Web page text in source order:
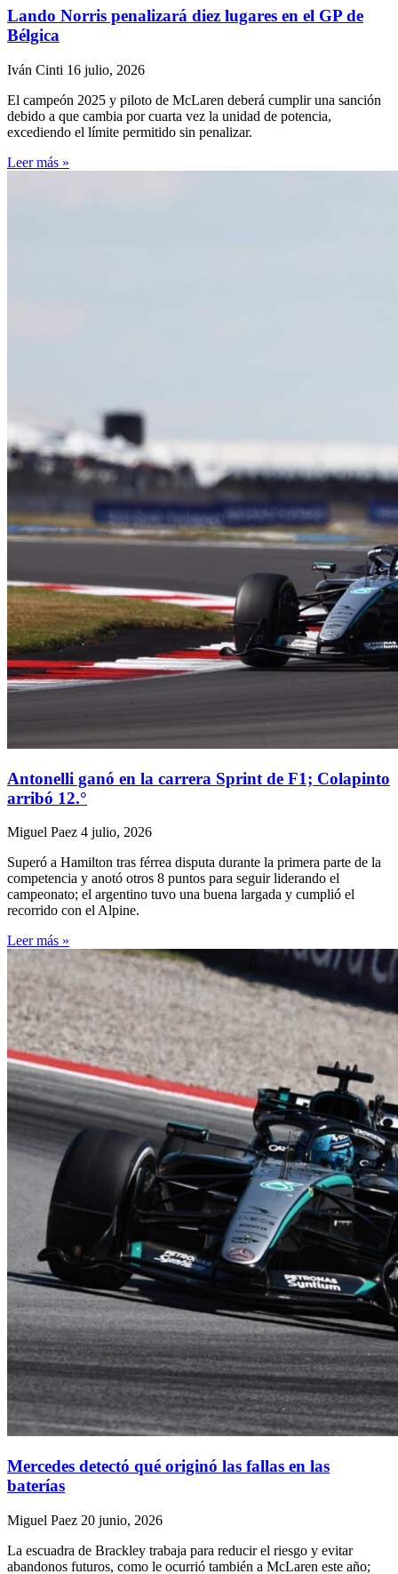
Lando Norris penalizará diez lugares en el GP de
Bélgica
Iván Cinti 16 julio, 2026
El campeón 2025 y piloto de McLaren deberá cumplir una sanción
debido a que cambia por cuarta vez la unidad de potencia,
excediendo el límite permitido sin penalizar.
Leer más »
Antonelli ganó en la carrera Sprint de F1; Colapinto
arribó 12.°
Miguel Paez 4 julio, 2026
Superó a Hamilton tras férrea disputa durante la primera parte de la
competencia y anotó otros 8 puntos para seguir liderando el
campeonato; el argentino tuvo una buena largada y cumplió el
recorrido con el Alpine.
Leer más »
Mercedes detectó qué originó las fallas en las
baterías
Miguel Paez 20 junio, 2026
La escuadra de Brackley trabaja para reducir el riesgo y evitar
abandonos futuros, como le ocurrió también a McLaren este año;